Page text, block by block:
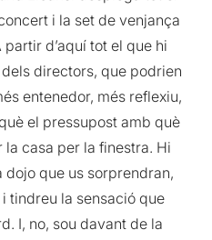
i la set de venjança
d’aquí tot el que hi
dels directors, que podrien
entenedor, més reflexiu,
el pressupost amb què
casa per la finestra. Hi
que us sorprendran,
tindreu la sensació que
I, no, sou davant de la